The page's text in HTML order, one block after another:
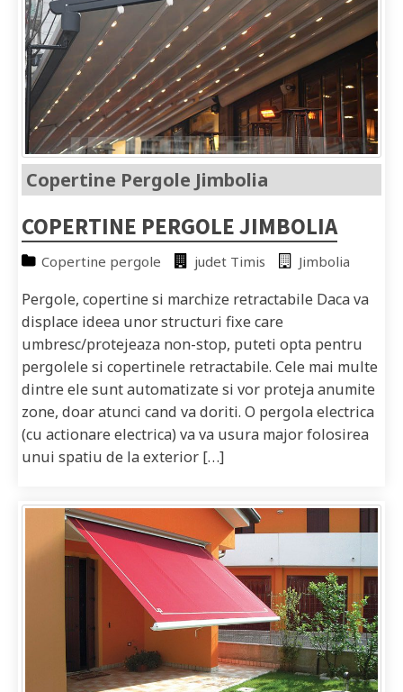
Copertine Pergole Jimbolia
COPERTINE PERGOLE JIMBOLIA
Copertine pergole judet Timis Jimbolia
Pergole, copertine si marchize retractabile Daca va
displace ideea unor structuri fixe care
umbresc/protejeaza non-stop, puteti opta pentru
pergolele si copertinele retractabile. Cele mai multe
dintre ele sunt automatizate si vor proteja anumite
zone, doar atunci cand va doriti. O pergola electrica
(cu actionare electrica) va va usura major folosirea
unui spatiu de la exterior […]